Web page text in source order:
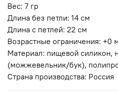
Вес: 7 гр
Длина без петли: 14 см
Длина с петлей: 22 см
Возрастные ограничения: +0
Материал: пищевой силикон,
(можжевельник/бук),
Страна производства: Россия